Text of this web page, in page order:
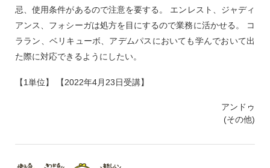
忌、使用条件があるので注意を要する。 エンレスト、ジャディ
アンス、フォシーガは処方を目にするので業務に活かせる。 コ
ララン、ベリキューボ、アデムパスにおいても学んでおいて出
た際に対応できるようにしたい。
【1単位】 【2022年4月23日受講】
アンドゥ
(その他)